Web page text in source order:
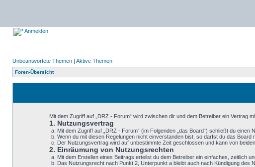
Anmelden
Unbeantwortete Themen | Aktive Themen
Foren-Übersicht
Mit dem Zugriff auf „DRZ - Forum“ wird zwischen dir und dem Betreiber ein Vertrag
1. Nutzungsvertrag
Mit dem Zugriff auf „DRZ - Forum“ (im Folgenden „das Board“) schließt du
Wenn du mit diesen Regelungen nicht einverstanden bist, so darfst du das
Der Nutzungsvertrag wird auf unbestimmte Zeit geschlossen und kann von
2. Einräumung von Nutzungsrechten
Mit dem Erstellen eines Beitrags erteilst du dem Betreiber ein einfaches, zeitlich
Das Nutzungsrecht nach Punkt 2, Unterpunkt a bleibt auch nach Kündigung des